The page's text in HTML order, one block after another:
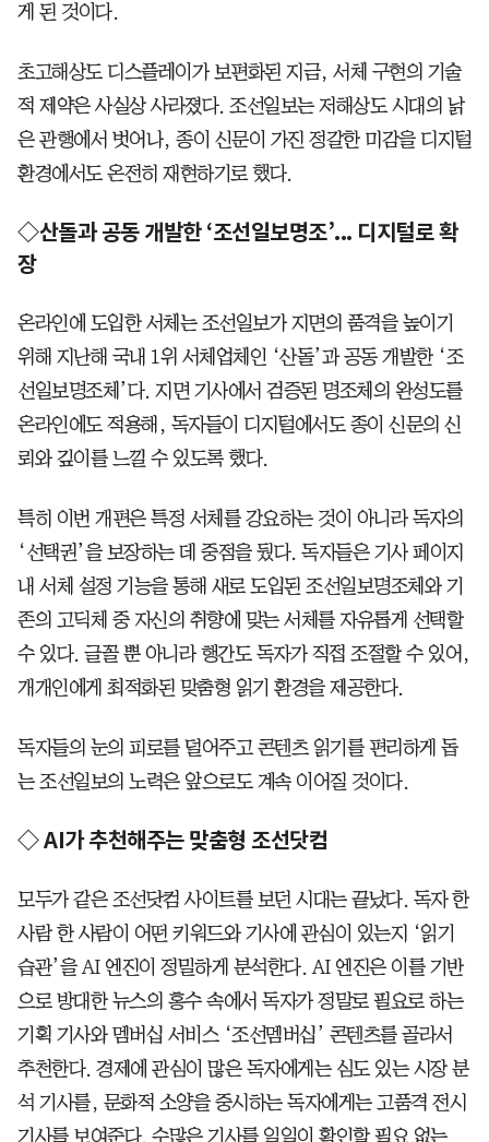
게 된 것이다.
초고해상도 디스플레이가 보편화된 지금, 서체 구현의 기술
적 제약은 사실상 사라졌다. 조선일보는 저해상도 시대의 낡
은 관행에서 벗어나, 종이 신문이 가진 정갈한 미감을 디지털
환경에서도 온전히 재현하기로 했다.
◇산돌과 공동 개발한 ‘조선일보명조’... 디지털로 확
장
온라인에 도입한 서체는 조선일보가 지면의 품격을 높이기
위해 지난해 국내 1위 서체업체인 ‘산돌’과 공동 개발한 ‘조
선일보명조체’다. 지면 기사에서 검증된 명조체의 완성도를
온라인에도 적용해, 독자들이 디지털에서도 종이 신문의 신
뢰와 깊이를 느낄 수 있도록 했다.
특히 이번 개편은 특정 서체를 강요하는 것이 아니라 독자의
‘선택권’을 보장하는 데 중점을 뒀다. 독자들은 기사 페이지
내 서체 설정 기능을 통해 새로 도입된 조선일보명조체와 기
존의 고딕체 중 자신의 취향에 맞는 서체를 자유롭게 선택할
수 있다. 글꼴 뿐 아니라 행간도 독자가 직접 조절할 수 있어,
개개인에게 최적화된 맞춤형 읽기 환경을 제공한다.
독자들의 눈의 피로를 덜어주고 콘텐츠 읽기를 편리하게 돕
는 조선일보의 노력은 앞으로도 계속 이어질 것이다.
◇ AI가 추천해주는 맞춤형 조선닷컴
모두가 같은 조선닷컴 사이트를 보던 시대는 끝났다. 독자 한
사람 한 사람이 어떤 키워드와 기사에 관심이 있는지 ‘읽기
습관’을 AI 엔진이 정밀하게 분석한다. AI 엔진은 이를 기반
으로 방대한 뉴스의 홍수 속에서 독자가 정말로 필요로 하는
기획 기사와 멤버십 서비스 ‘조선멤버십’ 콘텐츠를 골라서
추천한다. 경제에 관심이 많은 독자에게는 심도 있는 시장 분
석 기사를, 문화적 소양을 중시하는 독자에게는 고품격 전시
기사를 보여준다. 수많은 기사를 일일이 확인할 필요 없는